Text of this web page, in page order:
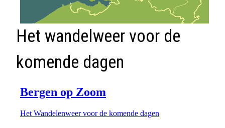
Het wandelweer voor de
komende dagen